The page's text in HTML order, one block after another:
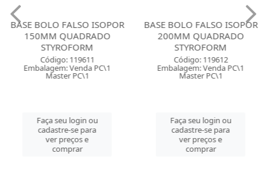
BASE BOLO FALSO ISOPOR
150MM QUADRADO
STYROFORM
Código: 119611
Embalagem: Venda PC\1
Master PC\1
Faça seu login ou
cadastre-se para
ver preços e
comprar
BASE BOLO FALSO ISOPOR
200MM QUADRADO
STYROFORM
Código: 119612
Embalagem: Venda PC\1
Master PC\1
Faça seu login ou
cadastre-se para
ver preços e
comprar